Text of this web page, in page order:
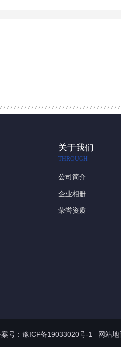
关于我们
THROUGH
公司简介
企业相册
荣誉资质
号： 豫ICP备19033020号-1 网站地